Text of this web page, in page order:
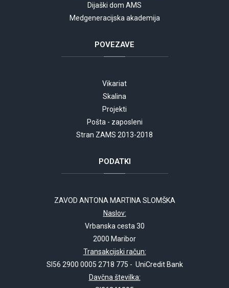
Dijaški dom AMS
Medgeneracijska akademija
POVEZAVE
Vikariat
Skalina
Projekti
Pošta - zaposleni
Stran ZAMS 2013-2018
PODATKI
ZAVOD ANTONA MARTINA SLOMŠKA
Naslov:
Vrbanska cesta 30
2000 Maribor
Transakcijski račun:
SI56 2900 0005 2718 775 - UniCredit Bank
Davčna številka: